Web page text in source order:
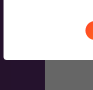
E-
em